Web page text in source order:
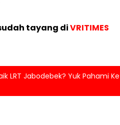
tayang diVRITIMES
LRT Jabodebek? Yuk Pahami